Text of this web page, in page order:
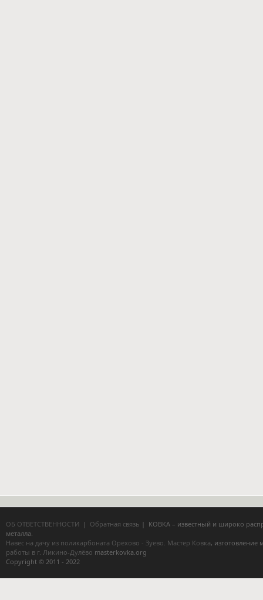
ОБ ОТВЕТСТВЕННОСТИ | Обратная связь | КОВКА – известный и широко
металла.
Навес на дачу из поликарбоната Орехово - Зуево. Мастер Ковка, изготовление
работы в г. Ликино-Дулёво masterkovka.org
Copyright © 2011 - 2022